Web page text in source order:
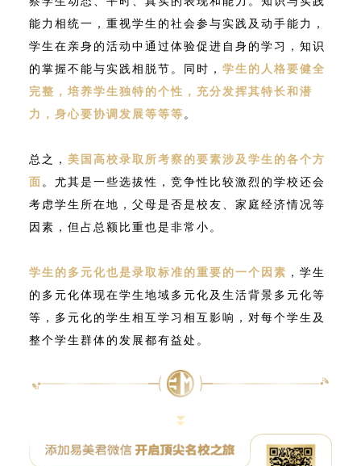
能力相统一，重视学生的社会参与实践及动手能力，
学生在亲身的活动中通过体验促进自身的学习，知识
的掌握不能与实践相脱节。同时， 学生的人格要健全
完整，培养学生独特的个性，充分发挥其特长和潜
力，身心要协调发展等等等 。
总之， 美国高校录取所考察的要素涉及学生的各个方
面 。尤其是一些选拔性，竞争性比较激烈的学校还会
考虑学生所在地，父母是否是校友、家庭经济情况等
因素，但占总额比重也是非常小。
学生的多元化也是录取标准的重要的一个因素 ，学生
的多元化体现在学生地域多元化及生活背景多元化等
等，多元化的学生相互学习相互影响，对每个学生及
整个学生群体的发展都有益处。